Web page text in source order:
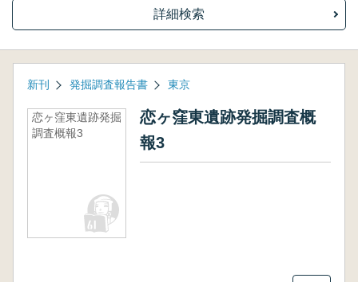
詳細検索
新刊 発掘調査報告書 東京
恋ヶ窪東遺跡発掘
調査概報3
恋ヶ窪東遺跡発掘調査概
報3